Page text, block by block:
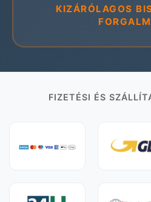
KIZÁRÓLAGOS
FIZETÉSI ÉS